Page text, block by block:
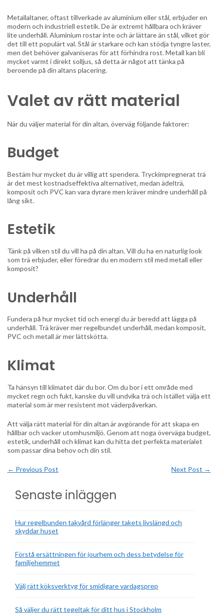
Metallaltaner, oftast tillverkade av aluminium eller stål, erbjuder en
modern och industriell estetik. De är extremt hållbara och kräver
lite underhåll. Aluminium rostar inte och är lättare än stål, vilket gör
det till ett populärt val. Stål är starkare och kan stödja tyngre laster,
men det behöver galvaniseras för att förhindra rost. Metall kan bli
mycket varmt i direkt solljus, så detta är något att tänka på
beroende på din altans placering.
Valet av rätt material
När du väljer material för din altan, överväg följande faktorer:
Budget
Bestäm hur mycket du är villig att spendera. Tryckimpregnerat trä
är det mest kostnadseffektiva alternativet, medan ädelträ,
komposit och PVC kan vara dyrare men kräver mindre underhåll på
lång sikt.
Estetik
Tänk på vilken stil du vill ha på din altan. Vill du ha en naturlig look
som trä erbjuder, eller föredrar du en modern stil med metall eller
komposit?
Underhåll
Fundera på hur mycket tid och energi du är beredd att lägga på
underhåll. Trä kräver mer regelbundet underhåll, medan komposit,
PVC och metall är mer lättskötta.
Klimat
Ta hänsyn till klimatet där du bor. Om du bor i ett område med
mycket regn och fukt, kanske du vill undvika trä och istället välja ett
material som är mer resistent mot väderpåverkan.
Att välja rätt material för din altan är avgörande för att skapa en
hållbar och vacker utomhusmiljö. Genom att noga överväga budget,
estetik, underhåll och klimat kan du hitta det perfekta materialet
som passar dina behov och din stil.
← Previous Post Next Post →
Senaste inläggen
Hur regelbunden takvård förlänger takets livslängd och
skyddar huset
Förstå ersättningen för jourhem och dess betydelse för
familjehemmet
Välj rätt köksverktyg för smidigare vardagsprep
Så väljer du rätt tegeltak för ditt hus i Stockholm